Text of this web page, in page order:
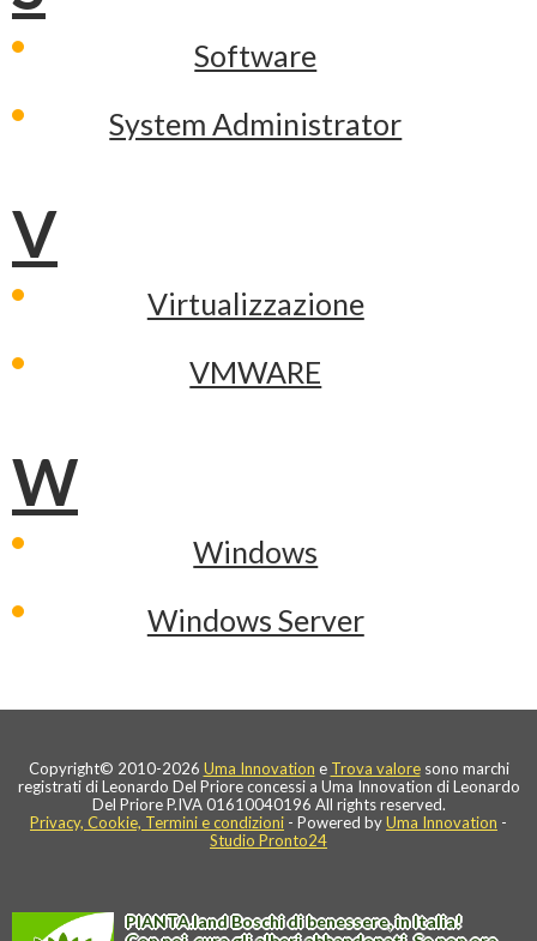
Software
System Administrator
V
Virtualizzazione
VMWARE
W
Windows
Windows Server
Copyright© 2010-2026 Uma Innovation e Trova valoresono marchi
registrati di Leonardo Del Priore concessi a Uma Innovation di Leonardo
Del Priore P.IVA 01610040196 All rights reserved.
Privacy, Cookie, Termini e condizioni - Powered byUma Innovation -
Studio Pronto24
PIANTA.landBoschi di benessere, in Italia!